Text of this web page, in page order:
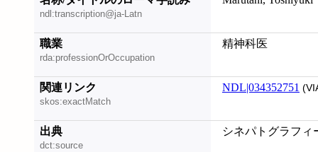
ndl:transcription@ja-Latn
職業
rda:professionOrOccupation
精神科医
関連リンク
skos:exactMatch
NDL|034352751
出典
dct:source
シネパトグラフィ